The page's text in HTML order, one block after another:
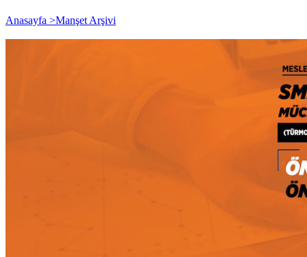
Anasayfa >Manşet Arşivi